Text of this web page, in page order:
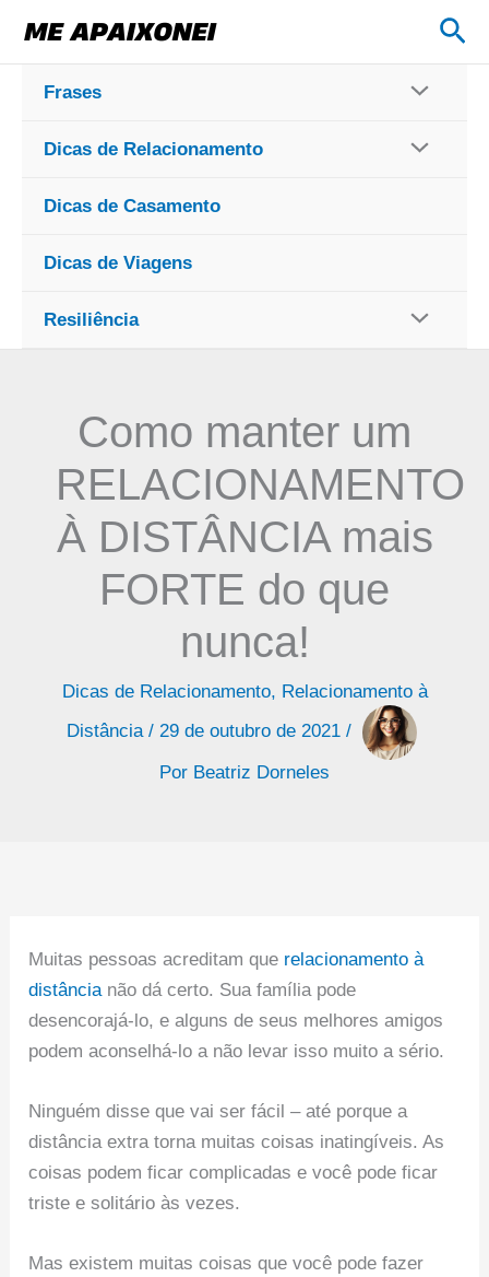
para
conteúdo
Frases
Dicas de Relacionamento
Dicas de Casamento
Dicas de Viagens
Resiliência
Como manter um
RELACIONAMENTO
À DISTÂNCIA mais
FORTE do que
nunca!
Dicas de Relacionamento, Relacionamento à
Distância/ 29 de outubro de 2021 /
Por Beatriz Dorneles
Muitas pessoas acreditam que relacionamento à
distância não dá certo. Sua família pode
desencorajá-lo, e alguns de seus melhores amigos
podem aconselhá-lo a não levar isso muito a sério.
Ninguém disse que vai ser fácil – até porque a
distância extra torna muitas coisas inatingíveis. As
coisas podem ficar complicadas e você pode ficar
triste e solitário às vezes.
Mas existem muitas coisas que você pode fazer